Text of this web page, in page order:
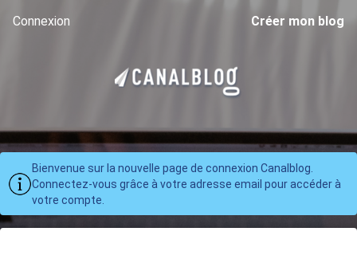
Connexion Créer mon blog
Bienvenue sur la nouvelle page de connexion Canalblog.
Connectez-vous grâce à votre adresse email pour accéder à
votre compte.